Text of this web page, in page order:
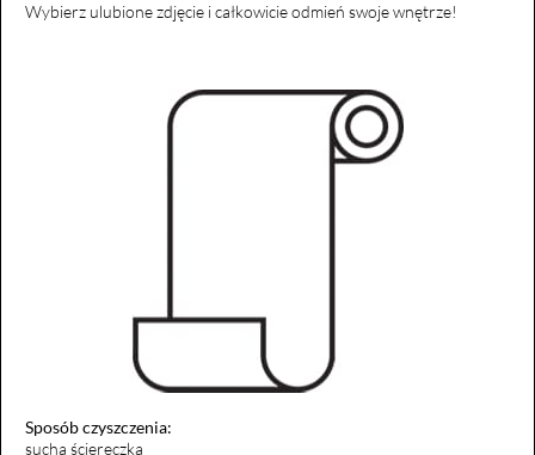
Wybierz ulubione zdjęcie i całkowicie odmień swoje wnętrze!
Sposób czyszczenia:
sucha ściereczka